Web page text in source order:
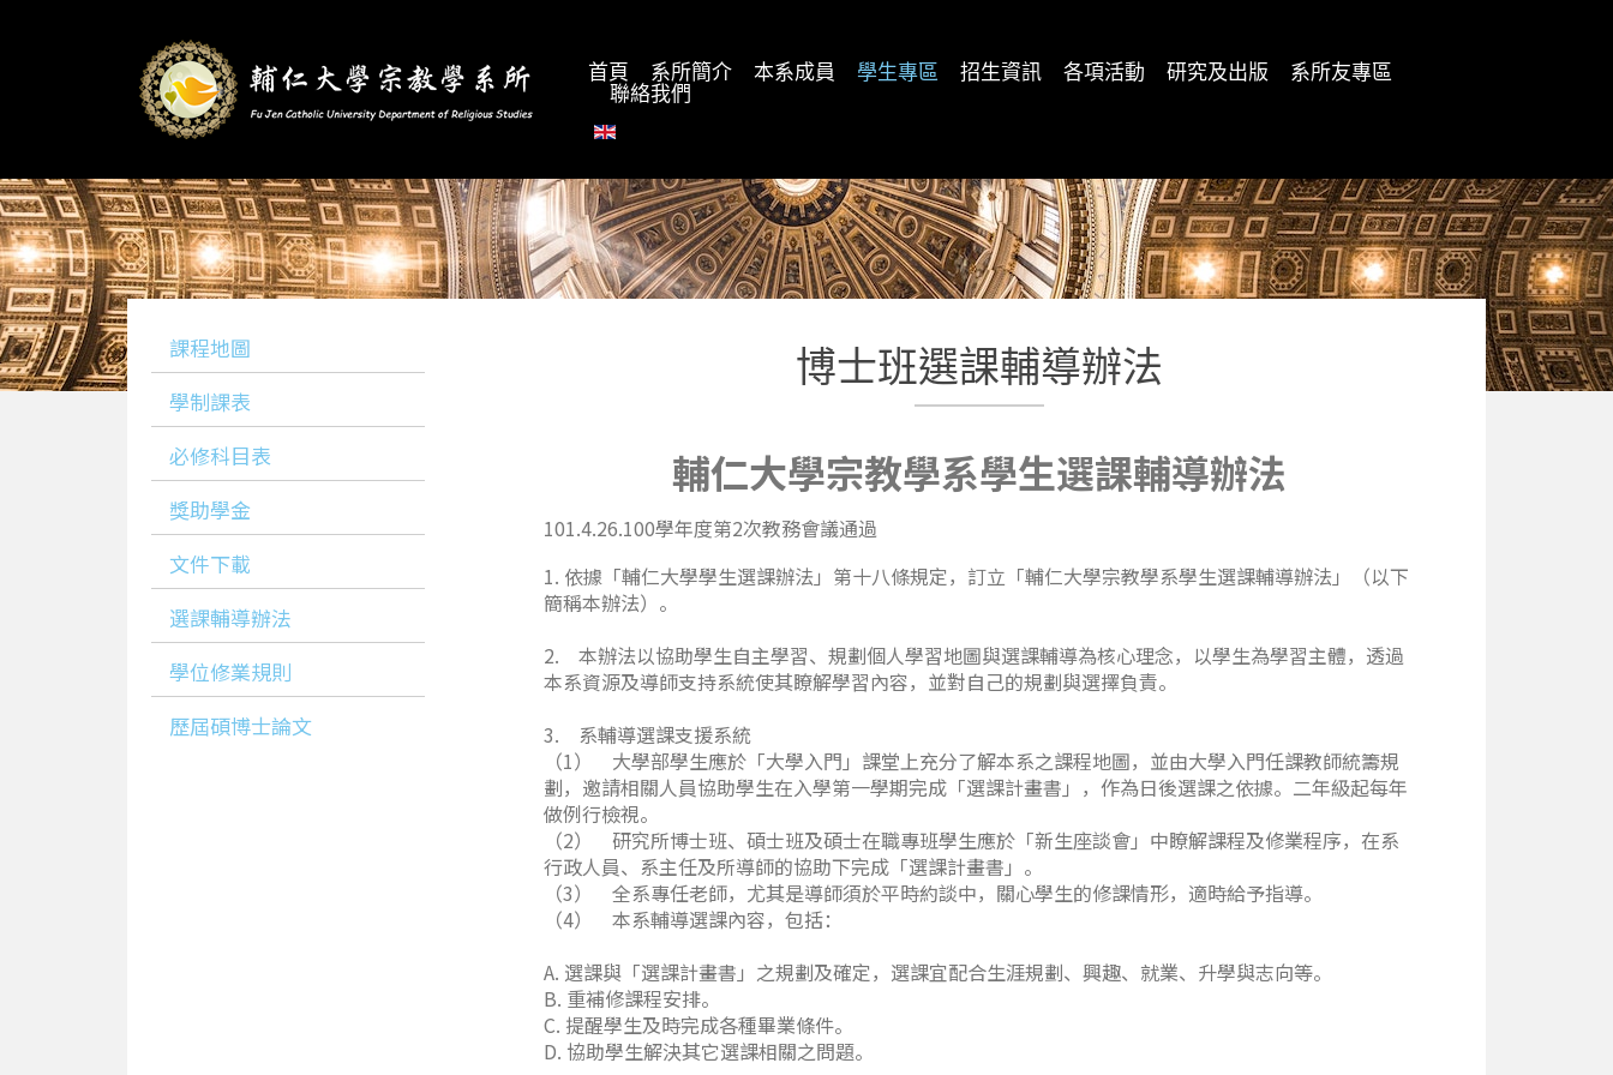
首頁 系所簡介 本系成員 學生專區 招生資訊 各項活動 研究及出版
系所友專區
聯絡我們
課程地圖
學制課表
必修科目表
獎助學金
文件下載
選課輔導辦法
學位修業規則
歷屆碩博士論文
博士班選課輔導辦法
輔仁大學宗教學系學生選課輔導辦法
101.4.26.100學年度第2次教務會議通過
1. 依據「輔仁大學學生選課辦法」第十八條規定，訂立「輔仁大學宗教學系學生選課輔導辦法」（以下
簡稱本辦法）。
2. 本辦法以協助學生自主學習、規劃個人學習地圖與選課輔導為核心理念，以學生為學習主體，透過
本系資源及導師支持系統使其瞭解學習內容，並對自己的規劃與選擇負責。
3. 系輔導選課支援系統
（1） 大學部學生應於「大學入門」課堂上充分了解本系之課程地圖，並由大學入門任課教師統籌規
劃，邀請相關人員協助學生在入學第一學期完成「選課計畫書」，作為日後選課之依據。二年級起每年
做例行檢視。
（2） 研究所博士班、碩士班及碩士在職專班學生應於「新生座談會」中瞭解課程及修業程序，在系
行政人員、系主任及所導師的協助下完成「選課計畫書」。
（3） 全系專任老師，尤其是導師須於平時約談中，關心學生的修課情形，適時給予指導。
（4） 本系輔導選課內容，包括：
A. 選課與「選課計畫書」之規劃及確定，選課宜配合生涯規劃、興趣、就業、升學與志向等。
B. 重補修課程安排。
C. 提醒學生及時完成各種畢業條件。
D. 協助學生解決其它選課相關之問題。